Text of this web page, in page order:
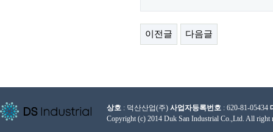
이전글 다음글
상호 : 덕산산업(주) 사업자등록번호 : 620-81-05434
Copyright (c) 2014 Duk San Industrial Co.,Ltd. All right